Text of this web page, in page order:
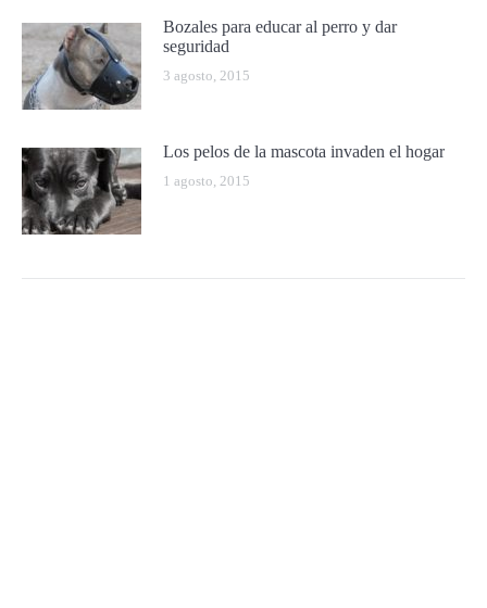
Bozales para educar al perro y dar
seguridad
3 agosto, 2015
Los pelos de la mascota invaden el hogar
1 agosto, 2015